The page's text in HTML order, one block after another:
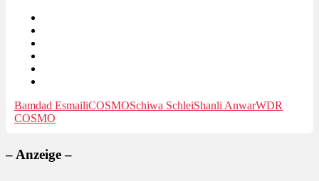
Bamdad EsmailiCOSMOSchiwa SchleiShanli AnwarWDR
COSMO
– Anzeige –